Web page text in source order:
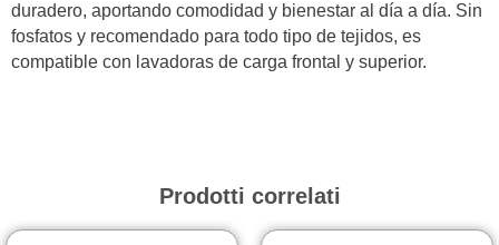
duradero, aportando comodidad y bienestar al día a día. Sin
fosfatos y recomendado para todo tipo de tejidos, es
compatible con lavadoras de carga frontal y superior.
Prodotti correlati